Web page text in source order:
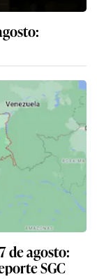
de agosto:
SGC